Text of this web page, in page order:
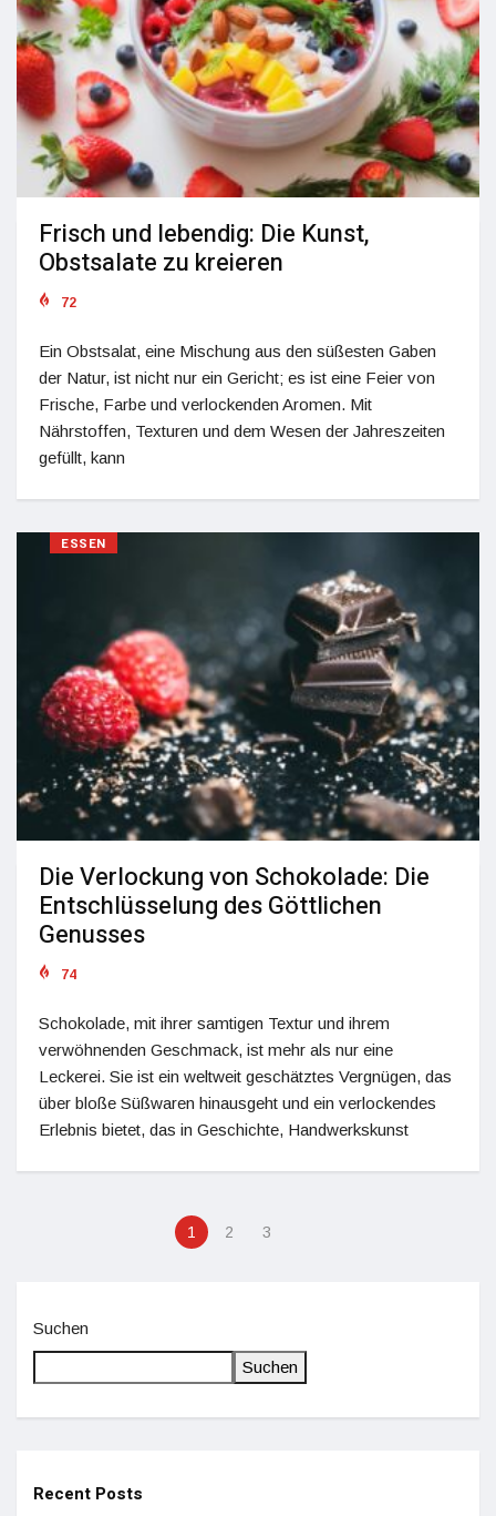
Frisch und lebendig: Die Kunst,
Obstsalate zu kreieren
72
Ein Obstsalat, eine Mischung aus den süßesten Gaben
der Natur, ist nicht nur ein Gericht; es ist eine Feier von
Frische, Farbe und verlockenden Aromen. Mit
Nährstoffen, Texturen und dem Wesen der Jahreszeiten
gefüllt, kann
ESSEN
Die Verlockung von Schokolade: Die
Entschlüsselung des Göttlichen
Genusses
74
Schokolade, mit ihrer samtigen Textur und ihrem
verwöhnenden Geschmack, ist mehr als nur eine
Leckerei. Sie ist ein weltweit geschätztes Vergnügen, das
über bloße Süßwaren hinausgeht und ein verlockendes
Erlebnis bietet, das in Geschichte, Handwerkskunst
1 2 3
Suchen
Suchen
Recent Posts